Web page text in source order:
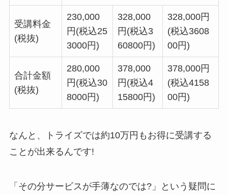
受講料金
(税抜)
230,000
円(税込25
3000円)
328,000
円(税込3
60800円)
328,000円
(税込3608
00円)
合計金額
(税抜)
280,000
円(税込30
8000円)
378,000
円(税込4
15800円)
378,000円
(税込4158
00円)
なんと、
トライズでは約10万円もお得に受講する
ことが出来るんです!
「その分サービスが手薄なのでは?」という疑問に